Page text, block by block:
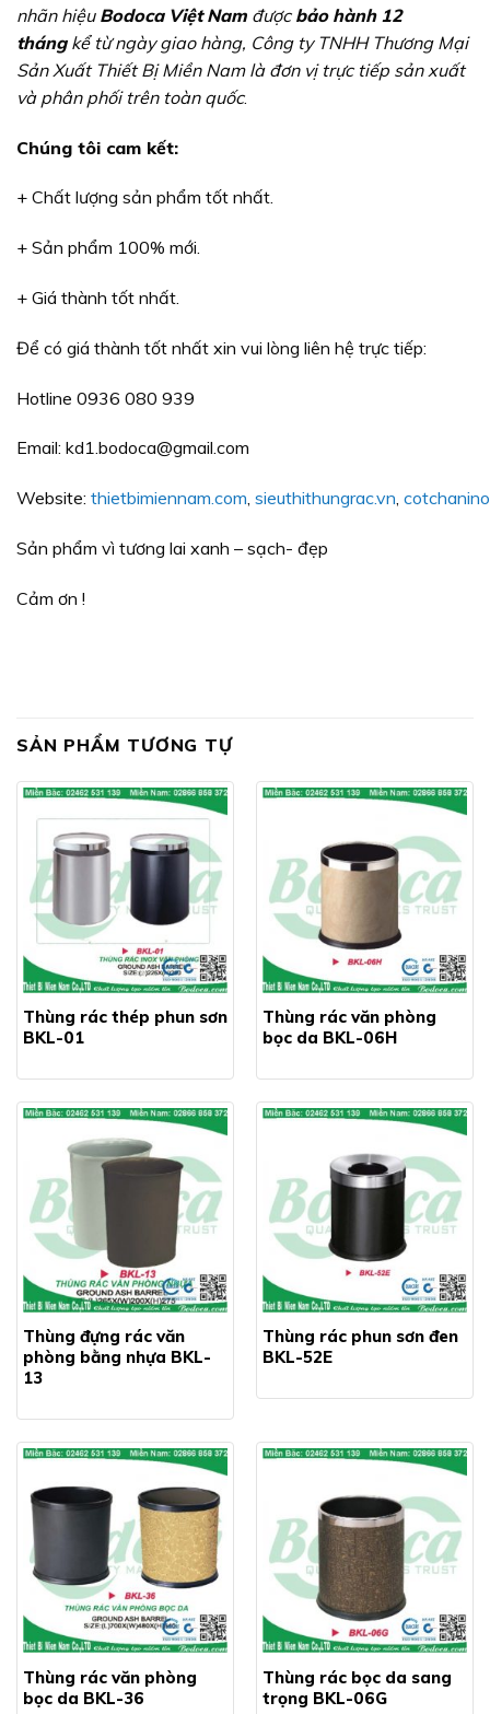
nhãn hiệu Bodoca Việt Nam được bảo hành 12
thángkể từ ngày giao hàng, Công ty TNHH Thương Mại
Sản Xuất Thiết Bị Miền Nam là đơn vị trực tiếp sản xuất
và phân phối trên toàn quốc.
Chúng tôi cam kết:
+ Chất lượng sản phẩm tốt nhất.
+ Sản phẩm 100% mới.
+ Giá thành tốt nhất.
Để có giá thành tốt nhất xin vui lòng liên hệ trực tiếp:
Hotline 0936 080 939
Email: kd1.bodoca@gmail.com
Website: thietbimiennam.com, sieuthithungrac.vn,
Sản phẩm vì tương lai xanh – sạch- đẹp
Cảm ơn !
SẢN PHẨM TƯƠNG TỰ
Thùng rác thép phun sơn
BKL-01
Thùng rác văn phòng
bọc da BKL-06H
Thùng đựng rác văn
phòng bằng nhựa BKL-
13
Thùng rác phun sơn đen
BKL-52E
Thùng rác văn phòng
bọc da BKL-36
Thùng rác bọc da sang
trọng BKL-06G